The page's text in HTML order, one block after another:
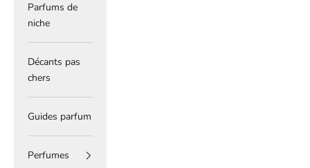
Parfums de
niche
Décants pas
chers
Guides parfum
Perfumes